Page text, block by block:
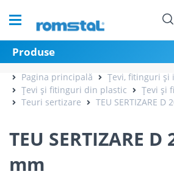
Produse
Pagina principală
Țevi, fitinguri și
Țevi și fitinguri din plastic
Țevi și
Teuri sertizare
TEU SERTIZARE D
TEU SERTIZARE D
mm